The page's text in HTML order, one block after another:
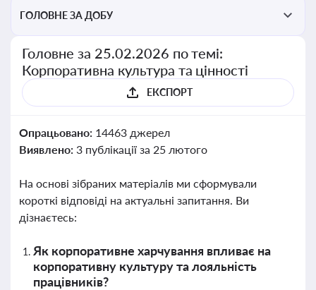
ГОЛОВНЕ ЗА ДОБУ
Головне за 25.02.2026 по темі:
Корпоративна культура та цінності
ЕКСПОРТ
Опрацьовано: 14463 джерел
Виявлено: 3 публікації за 25 лютого
На основі зібраних матеріалів ми сформували
короткі відповіді на актуальні запитання. Ви
дізнаєтесь:
Як корпоративне харчування впливає на
корпоративну культуру та лояльність
працівників?